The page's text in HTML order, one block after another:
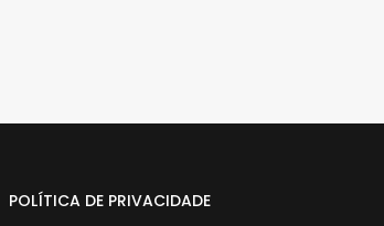
POLÍTICA DE PRIVACIDADE